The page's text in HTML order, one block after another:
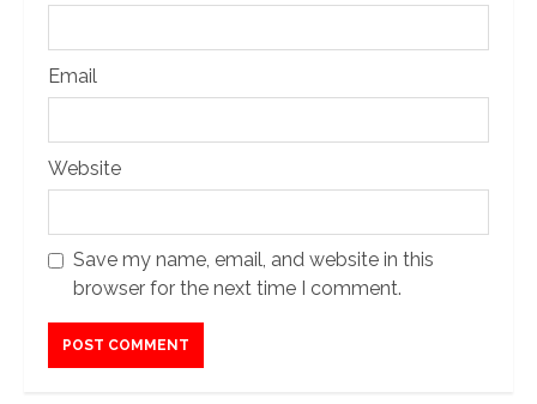
Email
Website
Save my name, email, and website in this
browser for the next time I comment.